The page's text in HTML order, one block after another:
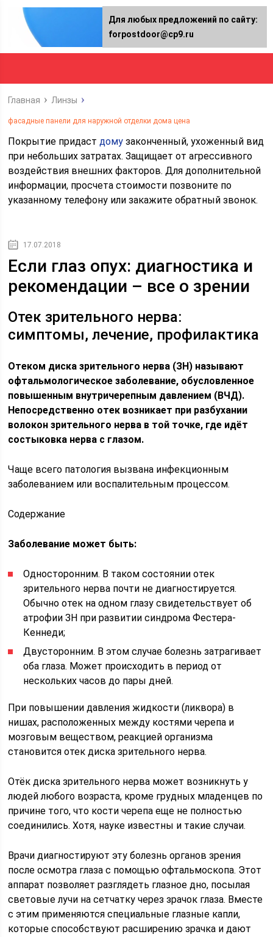
Главная Линзы
фасадные панели для наружной отделки дома цена
Покрытие придастдому законченный, ухоженный вид
при небольших затратах. Защищает от агрессивного
воздействия внешних факторов. Для дополнительной
информации, просчета стоимости позвоните по
указанному телефону или закажите обратный звонок.
17.07.2018
Если глаз опух: диагностика и
рекомендации – все о зрении
Отек зрительного нерва:
симптомы, лечение, профилактика
Отеком диска зрительного нерва (ЗН) называют
офтальмологическое заболевание, обусловленное
повышенным внутричерепным давлением (ВЧД).
Непосредственно отек возникает при разбухании
волокон зрительного нерва в той точке, где идёт
состыковка нерва с глазом.
Чаще всего патология вызвана инфекционным
заболеванием или воспалительным процессом.
Содержание
Заболевание может быть:
Односторонним. В таком состоянии отек
зрительного нерва почти не диагностируется.
Обычно отек на одном глазу свидетельствует об
атрофии ЗН при развитии синдрома Фестера-
Кеннеди;
Двусторонним. В этом случае болезнь затрагивает
оба глаза. Может происходить в период от
нескольких часов до пары дней.
При повышении давления жидкости (ликвора) в
нишах, расположенных между костями черепа и
мозговым веществом, реакцией организма
становится отек диска зрительного нерва.
Отёк диска зрительного нерва может возникнуть у
людей любого возраста, кроме грудных младенцев по
причине того, что кости черепа еще не полностью
соединились. Хотя, науке известны и такие случаи.
Врачи диагностируют эту болезнь органов зрения
после осмотра глаза с помощью офтальмоскопа. Этот
аппарат позволяет разглядеть глазное дно, посылая
световые лучи на сетчатку через зрачок глаза. Вместе
с этим применяются специальные глазные капли,
которые способствуют расширению зрачка и дают
Для любых предложений по сайту:
forpostdoor@cp9.ru